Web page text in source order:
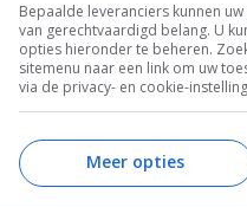
Bepaalde leveranciers kunnen
van gerechtvaardigd belang. U
opties hieronder te beheren.
sitemenu naar een link om uw
via de privacy- en cookie-
Meer opties